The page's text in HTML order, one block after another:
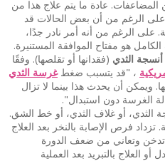
المضاعفات. عادة ما يتم علاج هذا من
على الرغم من أن بعض الحالات قد
على الرغم من أنه أمر نادر جدًا،
هو مفتاح الموافقة المستنيرة.
الثدي (فقدانها أو تقلصها). وفقًا
، "قد يتسبب ضغطغرسة الثدي
ويمكن أن يحدث هذا بينما لا تزال
الغرسة دون استبدال".
الثدي، أو غلاف الثدي، أو خط الشق.
تزداد فرص الإصابة بالنخر بعد العلاج
تدخن وتعاني من ضعف الدورة
أو العلاج بالتبريد بعد العملية